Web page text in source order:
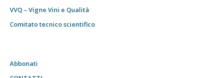
VVQ – Vigne Vini e Qualità
Comitato tecnico scientifico
Abbonati